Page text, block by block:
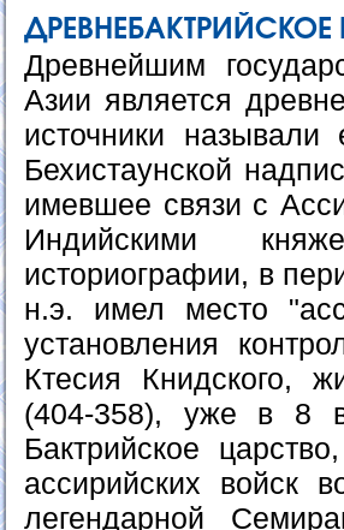
ДРЕВНЕБАКТРИЙСКОЕ
Древнейшим
Азии является
источники
Бехистаунской
имевшее связи с
Индийскими
историографии, в
н.э. имел место
установления
Ктесия Книдского,
(404-358), уже в 8
Бактрийское
ассирийских
легендарной